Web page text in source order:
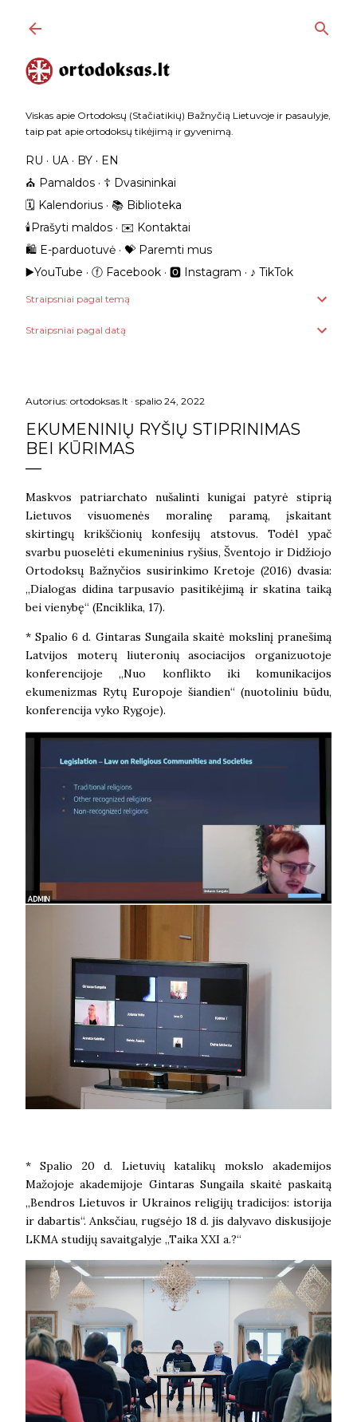
Praleisti ir pereiti prie pagrindinio turinio
Viskas apie Ortodoksų (Stačiatikių) Bažnyčią Lietuvoje ir pasaulyje,
taip pat apie ortodoksų tikėjimą ir gyvenimą.
RU UA BY
EN
⛪️ Pamaldos
☦️ Dvasininkai
🗓️ Kalendorius
📚 Biblioteka
🕯️Prašyti maldos
✉️ Kontaktai
🛍️ E-parduotuvė
💝 Paremti mus
▶️YouTube
ⓕ Facebook 🅾 Instagram ‎♪ TikTok
Straipsniai pagal temą
Straipsniai pagal datą
Autorius: ortodoksas.lt spalio 24, 2022
EKUMENINIŲ RYŠIŲ STIPRINIMAS
BEI KŪRIMAS
Maskvos patriarchato nušalinti kunigai patyrė stiprią
Lietuvos visuomenės moralinę paramą, įskaitant
skirtingų krikščionių konfesijų atstovus. Todėl ypač
svarbu puoselėti ekumeninius ryšius, Šventojo ir Didžiojo
Ortodoksų Bažnyčios susirinkimo Kretoje (2016) dvasia:
„Dialogas didina tarpusavio pasitikėjimą ir skatina taiką
bei vienybę“ (Enciklika, 17).
* Spalio 6 d. Gintaras Sungaila skaitė mokslinį pranešimą
Latvijos moterų liuteronių asociacijos organizuotoje
konferencijoje „Nuo konflikto iki komunikacijos
ekumenizmas Rytų Europoje šiandien“ (nuotoliniu būdu,
konferencija vyko Rygoje).
* Spalio 20 d. Lietuvių katalikų mokslo akademijos
Mažojoje akademijoje Gintaras Sungaila skaitė paskaitą
„Bendros Lietuvos ir Ukrainos religijų tradicijos: istorija
ir dabartis“. Anksčiau, rugsėjo 18 d. jis dalyvavo diskusijoje
LKMA studijų savaitgalyje „Taika XXI a.?“